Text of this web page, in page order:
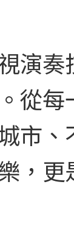
演
從
市
，